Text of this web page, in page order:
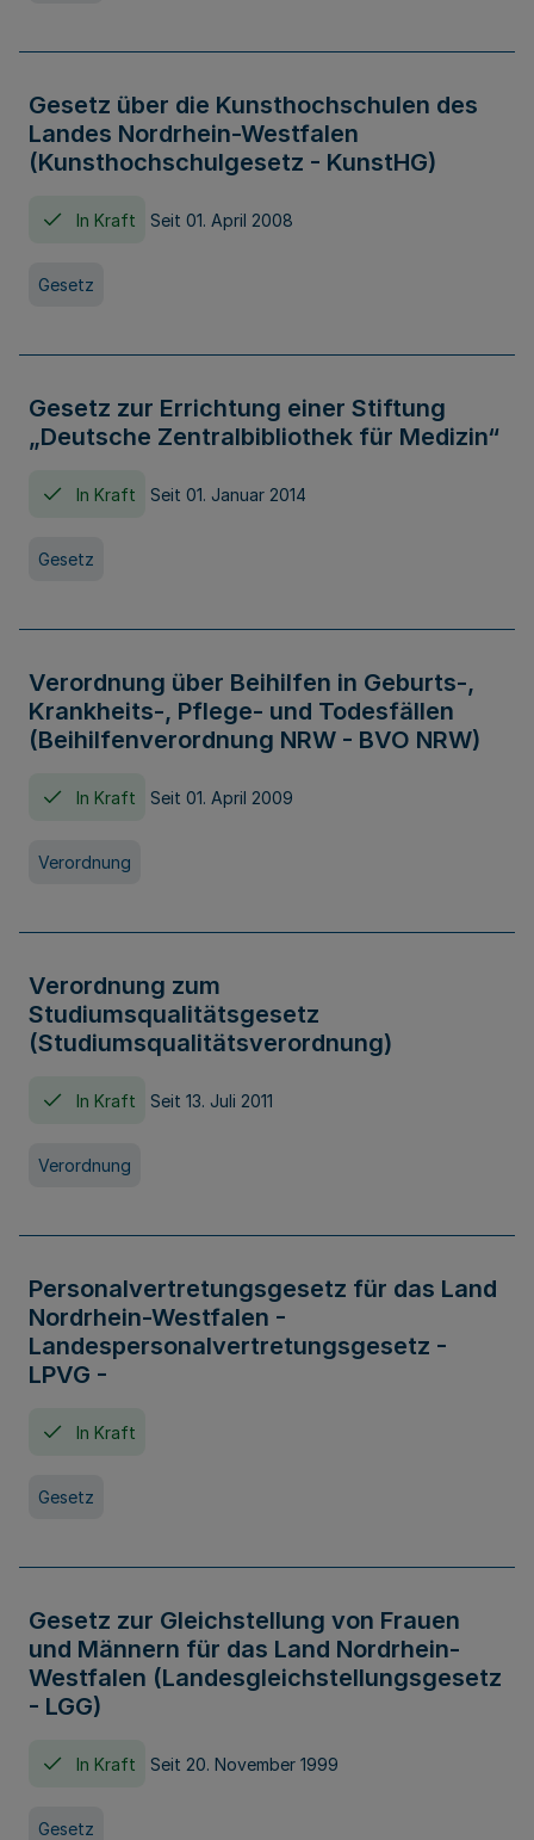
Gesetz über die Kunsthochschulen des
Landes Nordrhein-Westfalen
(Kunsthochschulgesetz - KunstHG)
In Kraft Seit 01. April 2008
Gesetz
Gesetz zur Errichtung einer Stiftung
„Deutsche Zentralbibliothek für Medizin“
In Kraft Seit 01. Januar 2014
Gesetz
Verordnung über Beihilfen in Geburts-,
Krankheits-, Pflege- und Todesfällen
(Beihilfenverordnung NRW - BVO NRW)
In Kraft Seit 01. April 2009
Verordnung
Verordnung zum
Studiumsqualitätsgesetz
(Studiumsqualitätsverordnung)
In Kraft Seit 13. Juli 2011
Verordnung
Personalvertretungsgesetz für das Land
Nordrhein-Westfalen -
Landespersonalvertretungsgesetz -
LPVG -
In Kraft
Gesetz
Gesetz zur Gleichstellung von Frauen
und Männern für das Land Nordrhein-
Westfalen (Landesgleichstellungsgesetz
- LGG)
In Kraft Seit 20. November 1999
Gesetz